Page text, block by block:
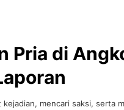
Pria di
mencari saksi, serta